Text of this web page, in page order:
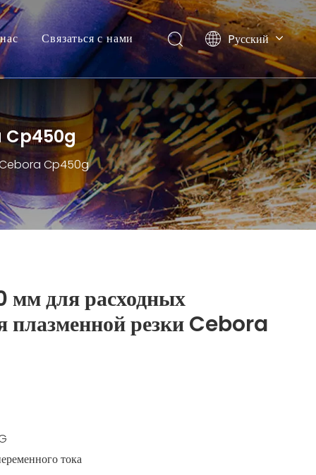
Связаться с нами Pусский
English
Cp450g
Cebora Cp450g
мм для расходных
плазменной резки Cebora
тока